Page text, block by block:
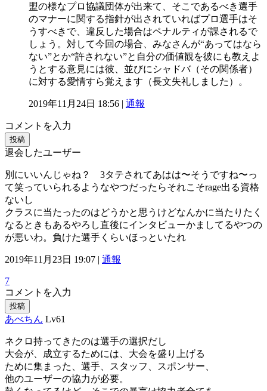
盟の様なプロ協議団体が出来て、そこであるべき選手
のマナーに関する指針が出されていればプロ選手はそ
うすべきで、違反した場合はペナルティが課されるで
しょう。対して今回の場合、みなさんが“あってはなら
ない”とか“許されない”と自分の価値観を彼にも教えよ
うとする意見には彼、並びにシャドバ（その関係者）
に対する愛情すら覚えます（長文失礼しました）。
2019年11月24日 18:56 | 通報
コメントを入力
投稿
退会したユーザー
別にいいんじゃね？ 3タテされてあはは〜そうですね〜っ
て笑っていられるようなやつだったらそれこそrage出る資格
ないし
クラスに当たったのはどうかと思うけどなんかに当たりたく
なるときもあるやろし直後にインタビューかましてるやつの
が悪いわ。負けた選手くらいほっといたれ
2019年11月23日 19:07 | 通報
7
コメントを入力
投稿
あべちん Lv61
ネクロ持ってきたのは選手の選択だし
大会が、成立するためには、大会を盛り上げる
ために集まった、選手、スタッフ、スポンサー、
他のユーザーの協力が必要。